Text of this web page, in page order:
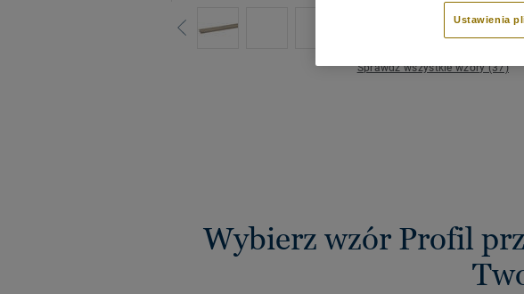
Sprawdź wszystkie wzory (37)
Wybierz wzór Profil
Ustawienia